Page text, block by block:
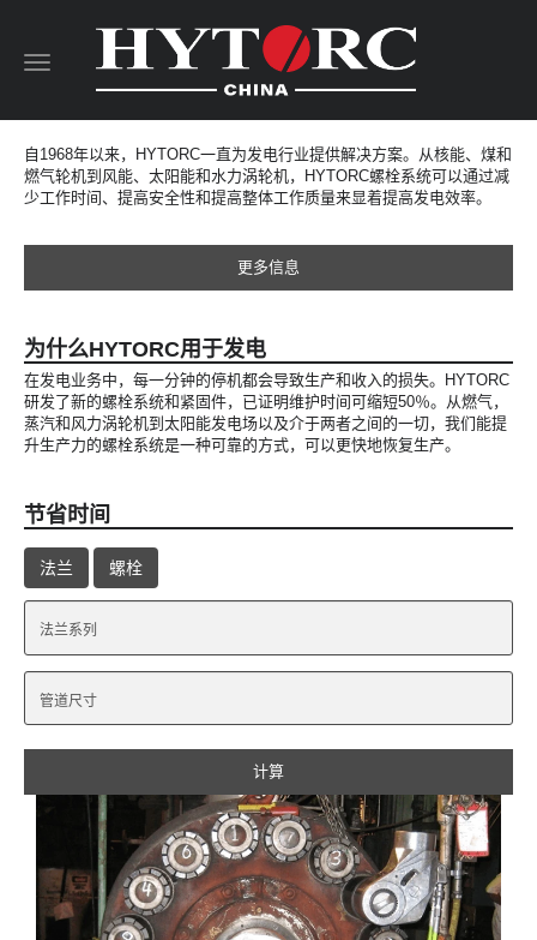
Toggle
自1968年以来，HYTORC一直为发电行业提供解决方案。从核能、煤和
燃气轮机到风能、太阳能和水力涡轮机，HYTORC螺栓系统可以通过减
少工作时间、提高安全性和提高整体工作质量来显着提高发电效率。
更多信息
为什么HYTORC用于发电
在发电业务中，每一分钟的停机都会导致生产和收入的损失。HYTORC
研发了新的螺栓系统和紧固件，已证明维护时间可缩短50％。从燃气，
蒸汽和风力涡轮机到太阳能发电场以及介于两者之间的一切，我们能提
升生产力的螺栓系统是一种可靠的方式，可以更快地恢复生产。
节省时间
法兰 螺栓
计算